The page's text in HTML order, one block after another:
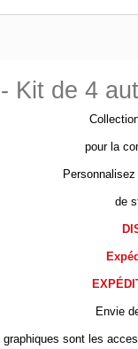
Kit de 4
pour la
de
Envie
graphiques sont les